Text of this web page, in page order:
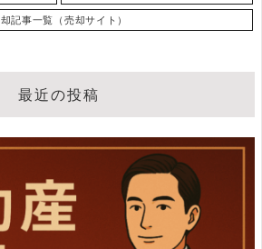
記事一覧（売却サイト）
最近の投稿